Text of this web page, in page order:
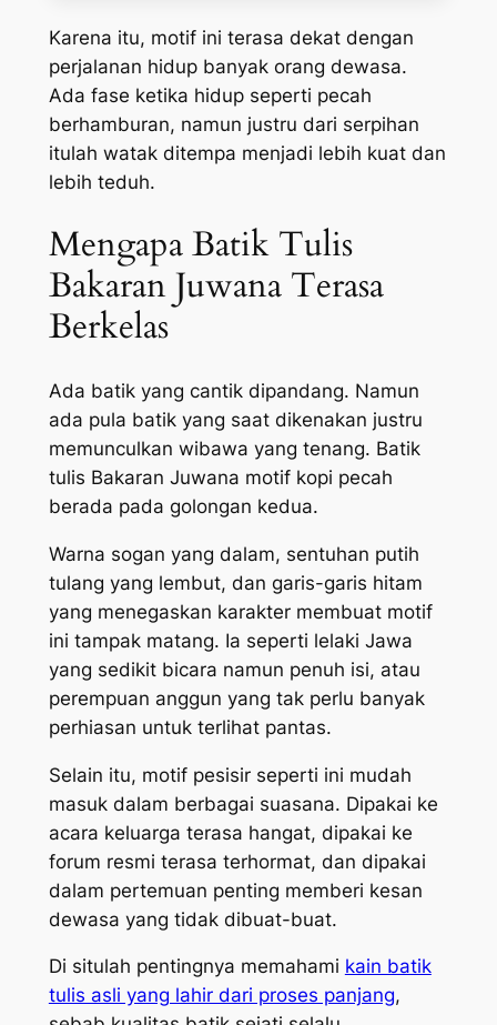
Karena itu, motif ini terasa dekat dengan
perjalanan hidup banyak orang dewasa.
Ada fase ketika hidup seperti pecah
berhamburan, namun justru dari serpihan
itulah watak ditempa menjadi lebih kuat dan
lebih teduh.
Mengapa Batik Tulis
Bakaran Juwana Terasa
Berkelas
Ada batik yang cantik dipandang. Namun
ada pula batik yang saat dikenakan justru
memunculkan wibawa yang tenang. Batik
tulis Bakaran Juwana motif kopi pecah
berada pada golongan kedua.
Warna sogan yang dalam, sentuhan putih
tulang yang lembut, dan garis-garis hitam
yang menegaskan karakter membuat motif
ini tampak matang. Ia seperti lelaki Jawa
yang sedikit bicara namun penuh isi, atau
perempuan anggun yang tak perlu banyak
perhiasan untuk terlihat pantas.
Selain itu, motif pesisir seperti ini mudah
masuk dalam berbagai suasana. Dipakai ke
acara keluarga terasa hangat, dipakai ke
forum resmi terasa terhormat, dan dipakai
dalam pertemuan penting memberi kesan
dewasa yang tidak dibuat-buat.
Di situlah pentingnya memahami kain batik
tulis asli yang lahir dari proses panjang,